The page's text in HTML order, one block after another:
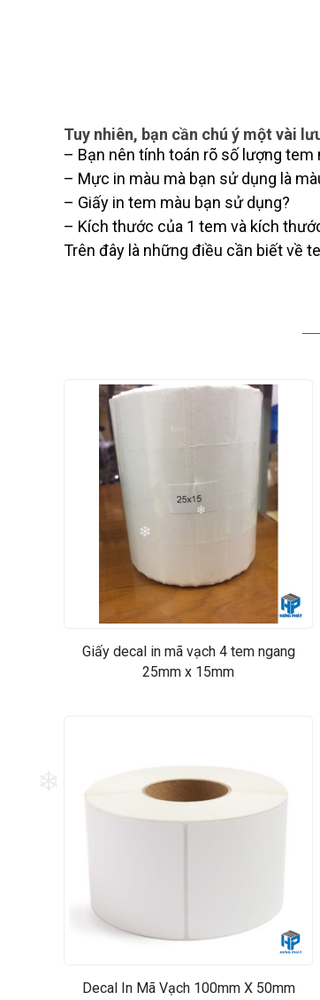
Tuy nhiên, bạn cần chú ý một vài
– Bạn nên tính toán rõ số lượng
– Mực in màu mà bạn sử dụng là
– Giấy in tem màu bạn sử dụng?
– Kích thước của 1 tem và kích
Trên đây là những điều cần biết về
Giấy decal in mã vạch 4 tem ngang
25mm x 15mm
Decal In Mã Vạch 100mm X 50mm